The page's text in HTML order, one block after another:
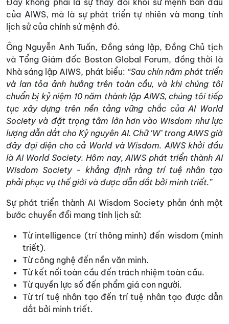
Đây không phải là sự thay đổi khỏi sứ mệnh ban đầu
của AIWS, mà là sự phát triển tự nhiên và mang tính
lịch sử của chính sứ mệnh đó.
Ông Nguyễn Anh Tuấn, Đồng sáng lập, Đồng Chủ tịch
và Tổng Giám đốc Boston Global Forum, đồng thời là
Nhà sáng lập AIWS, phát biểu: “Sau chín năm phát triển
và lan tỏa ảnh hưởng trên toàn cầu, và khi chúng tôi
chuẩn bị kỷ niệm 10 năm thành lập AIWS, chúng tôi tiếp
tục xây dựng trên nền tảng vững chắc của AI World
Society và đặt trọng tâm lớn hơn vào Wisdom như lực
lượng dẫn dắt cho Kỷ nguyên AI. Chữ ‘W’ trong AIWS giờ
đây đại diện cho cả World và Wisdom. AIWS khởi đầu
là AI World Society. Hôm nay, AIWS phát triển thành AI
Wisdom Society - khẳng định rằng trí tuệ nhân tạo
phải phục vụ thế giới và được dẫn dắt bởi minh triết.”
Sự phát triển thành AI Wisdom Society phản ánh một
bước chuyển đổi mang tính lịch sử:
Từ intelligence (trí thông minh) đến wisdom (minh
triết).
Từ công nghệ đến nền văn minh.
Từ kết nối toàn cầu đến trách nhiệm toàn cầu.
Từ quyền lực số đến phẩm giá con người.
Từ trí tuệ nhân tạo đến trí tuệ nhân tạo được dẫn
dắt bởi minh triết.